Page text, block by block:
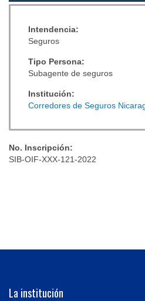
Intendencia:
Seguros
Tipo Persona:
Subagente de seguros
Institución:
Corredores de Seguros
No. Inscripción:
SIB-OIF-XXX-121-2022
La institución